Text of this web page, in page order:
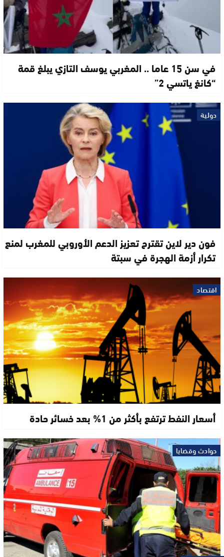
في سن 15 عاما .. المغربي يوسف التازي يبلغ قمة
“كانغ ياتسي 2”
دولية
فون دير لاين تقترح تعزيز الدعم الأوروبي للمغرب لمنع
تكرار أزمة الهجرة في سبتة
اقتصاد
أسعار النفط ترتفع بأكثر من 1% بعد خسائر حادة
حوادث وقضايا